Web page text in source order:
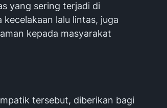
yang sering terjadi di
lalu lintas, juga
kepada masyarakat
tersebut, diberikan bagi